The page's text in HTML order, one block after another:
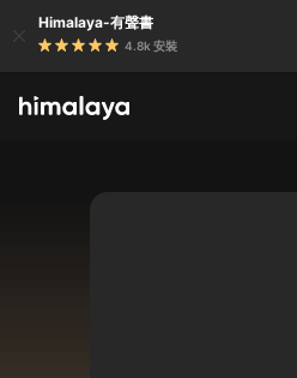
Himalaya-有聲書
4.8k 安裝